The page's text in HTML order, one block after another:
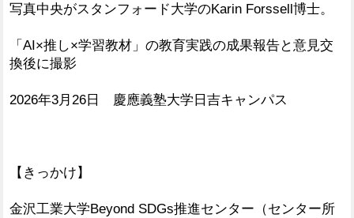
写真中央がスタンフォード大学のKarin Forssell博士。
「AI×推し×学習教材」の教育実践の成果報告と意見交
換後に撮影
2026年3月26日 慶應義塾大学日吉キャンパス
【きっかけ】
金沢工業大学Beyond SDGs推進センター（センター所